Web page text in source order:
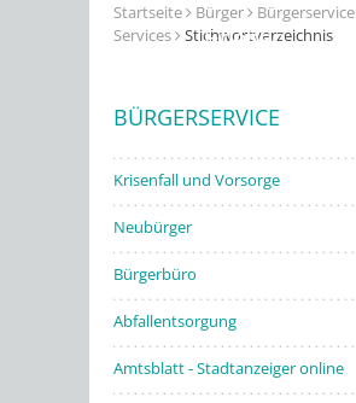
Erleben
Startseite Bürger Bürgerservice
Services
Stichwortverzeichnis
BÜRGERSERVICE
Krisenfall und Vorsorge
Neubürger
Bürgerbüro
Abfallentsorgung
Amtsblatt - Stadtanzeiger online